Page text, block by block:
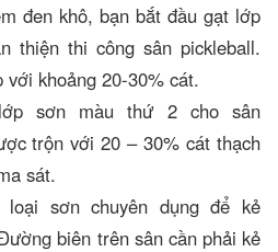
đen khô, bạn bắt đầu gạt lớp
thiện thi công sân pickleball.
khoảng 20-30% cát.
sơn màu thứ 2 cho sân
trộn với 20 – 30% cát thạch
sát.
sơn chuyên dụng để kẻ
biên trên sân cần phải kẻ